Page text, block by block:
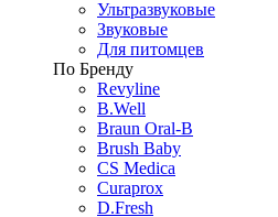
Ультразвуковые
Звуковые
Для питомцев
По Бренду
Revyline
B.Well
Braun Oral-B
Brush Baby
CS Medica
Curaprox
D.Fresh